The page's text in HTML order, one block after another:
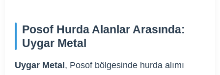
Posof Hurda Alanlar Arasında:
Uygar Metal
Uygar Metal, Posof bölgesinde hurda alımı